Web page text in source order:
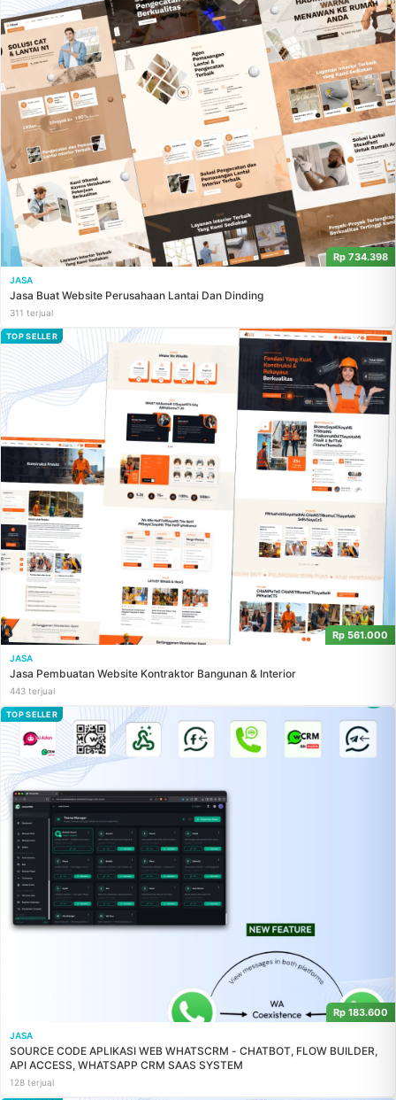
Rp 734.398
JASA
Jasa Buat Website Perusahaan Lantai Dan Dinding
311 terjual
TOP SELLER
Rp 561.000
JASA
Jasa Pembuatan Website Kontraktor Bangunan & Interior
443 terjual
TOP SELLER
Rp 183.600
JASA
SOURCE CODE APLIKASI WEB WHATSCRM - CHATBOT, FLOW BUILDER,
API ACCESS, WHATSAPP CRM SAAS SYSTEM
128 terjual